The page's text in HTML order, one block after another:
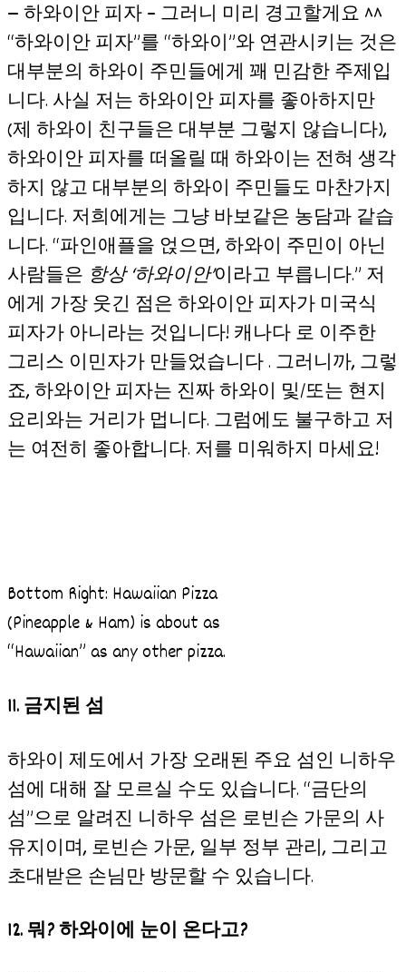
— 하와이안 피자 – 그러니 미리 경고할게요 ^^
“하와이안 피자”를 “하와이”와 연관시키는 것은
대부분의 하와이 주민들에게 꽤 민감한 주제입
니다. 사실 저는 하와이안 피자를 좋아하지만
(제 하와이 친구들은 대부분 그렇지 않습니다),
하와이안 피자를 떠올릴 때 하와이는 전혀 생각
하지 않고 대부분의 하와이 주민들도 마찬가지
입니다. 저희에게는 그냥 바보같은 농담과 같습
니다. “파인애플을 얹으면, 하와이 주민이 아닌
사람들은 항상 ‘하와이안’이라고 부릅니다.” 저
에게 가장 웃긴 점은 하와이안 피자가 미국식
피자가 아니라는 것입니다! 캐나다 로 이주한
그리스 이민자가 만들었습니다 . 그러니까, 그렇
죠, 하와이안 피자는 진짜 하와이 및/또는 현지
요리와는 거리가 멉니다. 그럼에도 불구하고 저
는 여전히 좋아합니다. 저를 미워하지 마세요!
Bottom Right: Hawaiian Pizza
(Pineapple & Ham) is about as
“Hawaiian” as any other pizza.
11. 금지된 섬
하와이 제도에서 가장 오래된 주요 섬인 니하우
섬에 대해 잘 모르실 수도 있습니다. “금단의
섬”으로 알려진 니하우 섬은 로빈슨 가문의 사
유지이며, 로빈슨 가문, 일부 정부 관리, 그리고
초대받은 손님만 방문할 수 있습니다.
12. 뭐? 하와이에 눈이 온다고?